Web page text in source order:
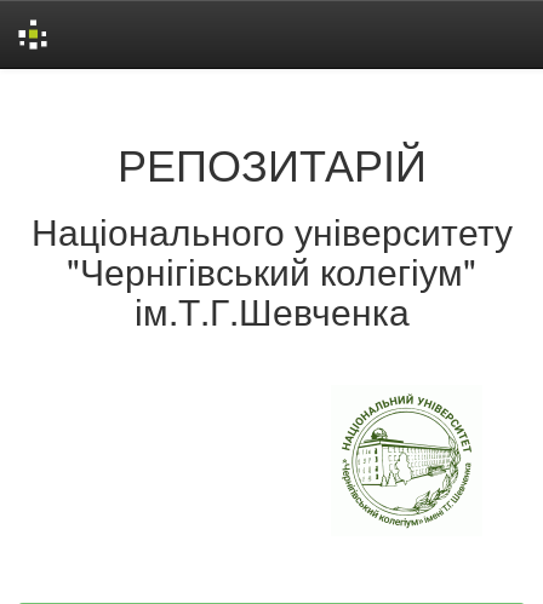
РЕПОЗИТАРІЙ
Національного університету
"Чернігівський колегіум"
ім.Т.Г.Шевченка